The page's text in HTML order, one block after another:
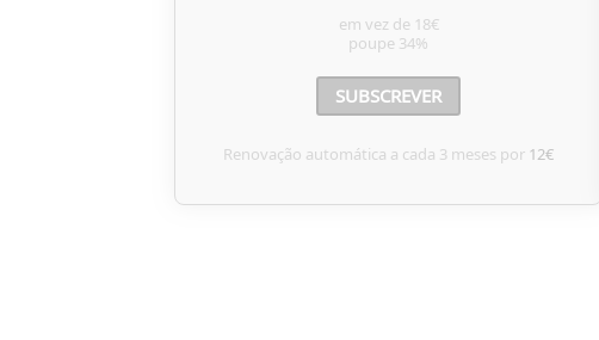
em vez de 18€
poupe 34%
SUBSCREVER
Renovação automática a cada 3 meses por 12€